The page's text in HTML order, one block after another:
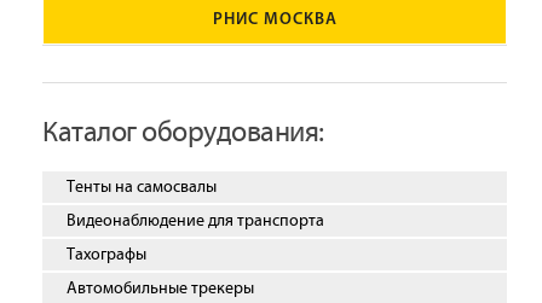
РНИС МОСКВА
Каталог оборудования:
Тенты на самосвалы
Видеонаблюдение для транспорта
Тахографы
Автомобильные трекеры